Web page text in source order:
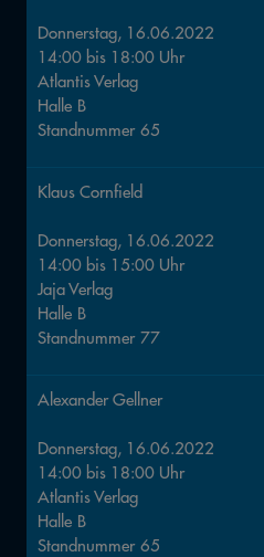
Donnerstag, 16.06.2022
14:00 bis 18:00 Uhr
Atlantis Verlag
Halle B
Standnummer 65
Klaus Cornfield
Donnerstag, 16.06.2022
14:00 bis 15:00 Uhr
Jaja Verlag
Halle B
Standnummer 77
Alexander Gellner
Donnerstag, 16.06.2022
14:00 bis 18:00 Uhr
Atlantis Verlag
Halle B
Standnummer 65